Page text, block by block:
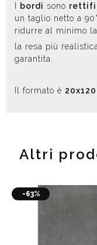
I bordi sono
un taglio netto a
ridurre al minimo
la resa più
garantita.
Il formato è
Altri
-63%